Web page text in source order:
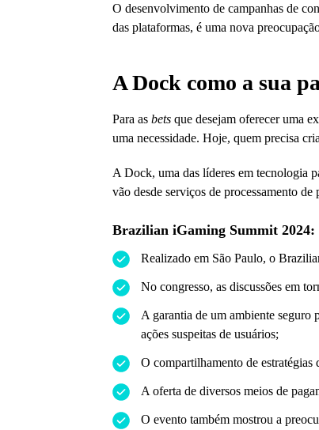
O desenvolvimento de campanhas de
das plataformas, é uma nova
A Dock como a sua
Para asbets que desejam oferecer uma
uma necessidade. Hoje, quem precisa
A Dock, uma das líderes em tecnologia
vão desde serviços de processamento de
Brazilian iGaming Summit 2024:
Realizado em São Paulo, o
No congresso, as discussões em
A garantia de um ambiente seguro
ações suspeitas de usuários;
O compartilhamento de estratégias
A oferta de diversos meios de
O evento também mostrou a